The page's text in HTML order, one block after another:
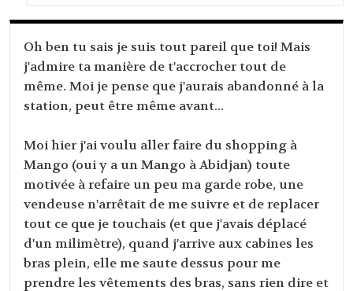
Oh ben tu sais je suis tout pareil que toi! Mais
j'admire ta manière de t'accrocher tout de
même. Moi je pense que j'aurais abandonné à la
station, peut être même avant...
Moi hier j'ai voulu aller faire du shopping à
Mango (oui y a un Mango à Abidjan) toute
motivée à refaire un peu ma garde robe, une
vendeuse n'arrêtait de me suivre et de replacer
tout ce que je touchais (et que j'avais déplacé
d'un milimètre), quand j'arrive aux cabines les
bras plein, elle me saute dessus pour me
prendre les vêtements des bras, sans rien dire et